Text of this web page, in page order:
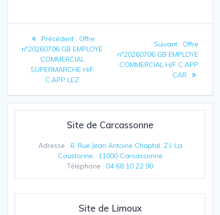
Navigation
de
l’article
Précédent : Article
précédent
:
Offre
n°20260706 GB EMPLOYE
COMMERCIAL
SUPERMARCHE H/F
C.APP LEZ
Suivant : Article
suivant
:
Offre
n°20260706 GB EMPLOYE
COMMERCIAL H/F C.APP
CAR
Site de Carcassonne
Adresse : 6, Rue Jean Antoine Chaptal, Z.I. La
Coustonne, 11000 Carcassonne
Téléphone : 04 68 10 22 90
Site de Limoux